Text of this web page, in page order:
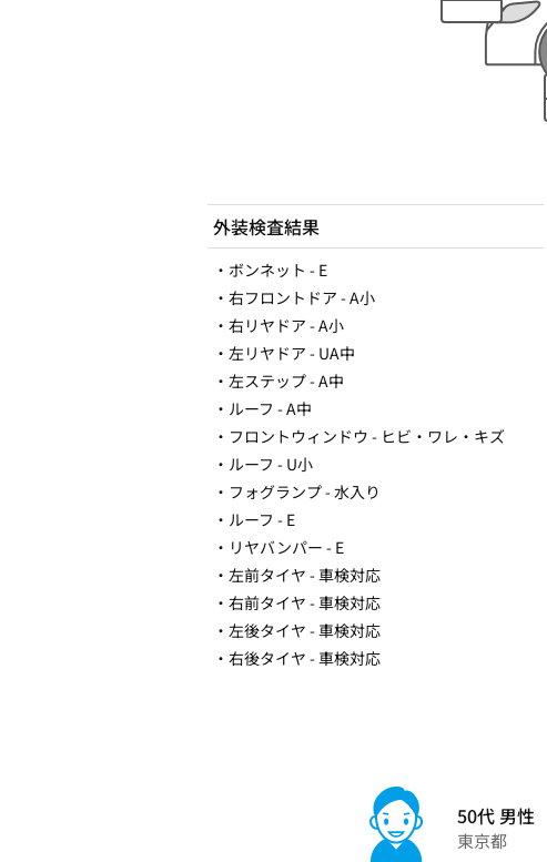
外装検査結果
・ボンネット - E
・右フロントドア - A小
・右リヤドア - A小
・左リヤドア - UA中
・左ステップ - A中
・ルーフ - A中
・フロントウィンドウ - ヒビ・ワレ・キズ
・ルーフ - U小
・フォグランプ - 水入り
・ルーフ - E
・リヤバンパー - E
・左前タイヤ - 車検対応
・右前タイヤ - 車検対応
・左後タイヤ - 車検対応
・右後タイヤ - 車検対応
50代 男性
東京都